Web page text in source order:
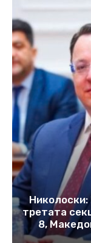
Николоски:
третата
8,